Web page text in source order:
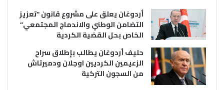
أردوغان يعلق على مشروع قانون “تعزيز
التضامن الوطني والاندماج المجتمعي”
الخاص بحل القضية الكردية
حليف أردوغان يطالب بإطلاق سراح
الزعيمين الكرديين اوجلان ودميرتاش
من السجون التركية